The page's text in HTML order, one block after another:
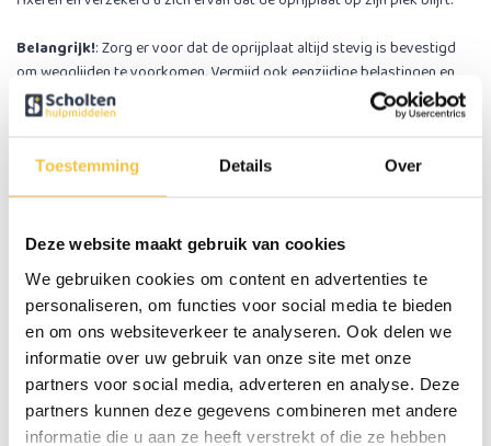
Toestemming Details Over
Deze website maakt gebruik van cookies
We gebruiken cookies om content en advertenties te
personaliseren, om functies voor social media te bieden
en om ons websiteverkeer te analyseren. Ook delen we
informatie over uw gebruik van onze site met onze
partners voor social media, adverteren en analyse. Deze
partners kunnen deze gegevens combineren met andere
informatie die u aan ze heeft verstrekt of die ze hebben
Belangrijk!: Zorg er voor dat de oprijplaat altijd stevig is bevestigd
om wegglijden te voorkomen. Vermijd ook eenzijdige belastingen en
zwaartepunten. De maximale belasting is uitsluitend van toepassing bij
gebruik van het volledige oppervlak.
Belangrijke eigenschappen van de opvouwbare
oprijplaat aluminium
Opvouwbaar
Weerbestendig
Ideaal om te vervoeren
Specificaties
Maximale gebruikersgewicht
270 kg